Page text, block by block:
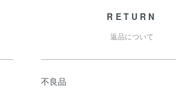
RETURN
返品について
不良品